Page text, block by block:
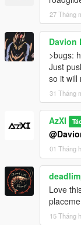
27 Tháng
Davion
>bugs:
Just
so it will
31 Tháng
AzXI
01 Tháng
Love
15 Tháng